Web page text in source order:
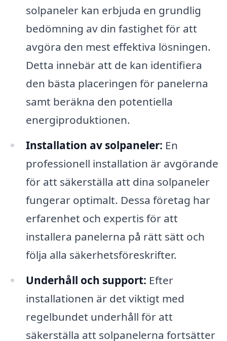
solpaneler kan erbjuda en grundlig
bedömning av din fastighet för att
avgöra den mest effektiva lösningen.
Detta innebär att de kan identifiera
den bästa placeringen för panelerna
samt beräkna den potentiella
energiproduktionen.
Installation av solpaneler: En
professionell installation är avgörande
för att säkerställa att dina solpaneler
fungerar optimalt. Dessa företag har
erfarenhet och expertis för att
installera panelerna på rätt sätt och
följa alla säkerhetsföreskrifter.
Underhåll och support: Efter
installationen är det viktigt med
regelbundet underhåll för att
säkerställa att solpanelerna fortsätter